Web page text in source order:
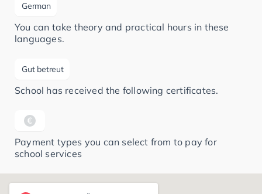
German
You can take theory and practical hours in these
languages.
Gut betreut
School has received the following certificates.
Payment types you can select from to pay for
school services